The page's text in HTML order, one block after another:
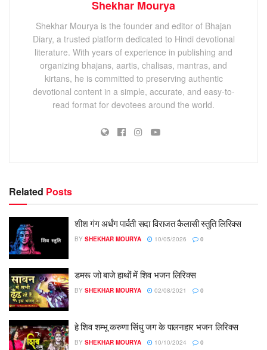
Shekhar Mourya
Shekhar Mourya is the founder and editor of Bhajan
Diary, a trusted platform dedicated to Hindi devotional
literature. With years of experience in publishing and
organizing bhajans, aartis, chalisas, mantras, and
kirtans, he is committed to preserving authentic
devotional content in a simple, accurate, and easy-to-
read format for devotees around the world.
Related Posts
शीश गंग अर्धंग पार्वती सदा विराजत कैलासी स्तुति लिरिक्स
BY SHEKHAR MOURYA 10/05/2026 0
डमरू जो बाजे हाथों में शिव भजन लिरिक्स
BY SHEKHAR MOURYA 02/08/2021 0
हे शिव शम्भू करुणा सिंधु जग के पालनहार भजन लिरिक्स
BY SHEKHAR MOURYA 10/10/2024 0